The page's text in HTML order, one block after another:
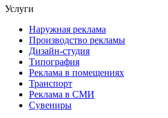
Услуги
Наружная реклама
Производство рекламы
Дизайн-студия
Типография
Реклама в помещениях
Транспорт
Реклама в СМИ
Сувениры